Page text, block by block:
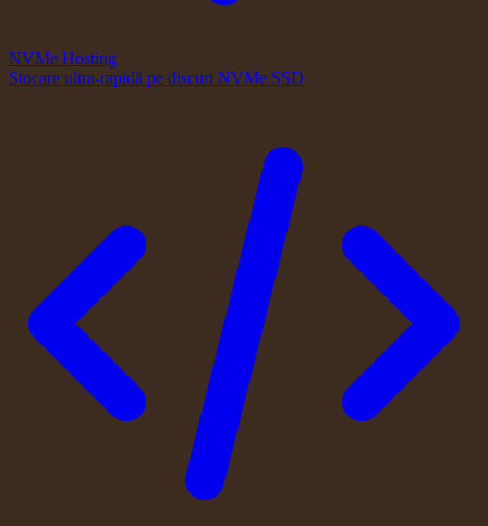
NVMe Hosting
Stocare ultra-rapidă pe discuri NVMe SSD